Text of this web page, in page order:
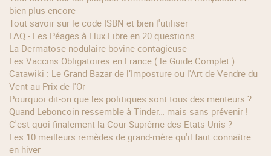
bien plus encore
Tout savoir sur le code ISBN et bien l'utiliser
FAQ - Les Péages à Flux Libre en 20 questions
La Dermatose nodulaire bovine contagieuse
Les Vaccins Obligatoires en France ( le Guide Complet )
Catawiki : Le Grand Bazar de l’Imposture ou l'Art de Vendre du
Vent au Prix de l'Or
Pourquoi dit-on que les politiques sont tous des menteurs ?
Quand Leboncoin ressemble à Tinder… mais sans prévenir !
C'est quoi finalement la Cour Suprême des Etats-Unis ?
Les 10 meilleurs remèdes de grand-mère qu'il faut connaître
en hiver